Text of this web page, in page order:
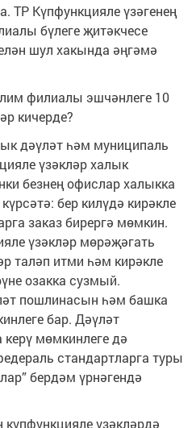
ТР Күпфункцияле үзәгенең
бүлеге җитәкчесе
шул хакында әңгәмә
филиалы эшчәнлеге 10
кичерде?
дәүләт һәм муниципаль
үзәкләр халык
безнең офислар халыкка
бер килүдә кирәкле
заказ бирергә мөмкин.
үзәкләр мөрәҗәгать
таләп итми һәм кирәкле
озакка сузмый.
пошлинасын һәм башка
бар. Дәүләт
мөмкинлеге дә
стандартларга туры
бердәм үрнәгендә
үзәкләрдә